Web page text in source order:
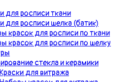
для росписи ткани
для росписи шелка (батик)
красок для росписи по ткани
красок для росписи по шелку
стекла и керамики
Краски для витража